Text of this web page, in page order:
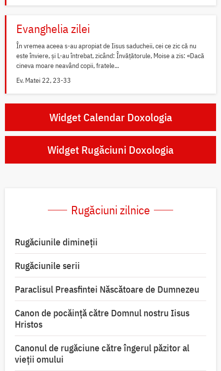
Evanghelia zilei
În vremea aceea s-au apropiat de Iisus saducheii, cei ce zic că nu
este înviere, și L-au întrebat, zicând: Învățătorule, Moise a zis: «Dacă
cineva moare neavând copii, fratele...
Ev. Matei 22, 23-33
Widget Calendar Doxologia
Widget Rugăciuni Doxologia
Rugăciuni zilnice
Rugăciunile dimineții
Rugăciunile serii
Paraclisul Preasfintei Născătoare de Dumnezeu
Canon de pocăință către Domnul nostru Iisus
Hristos
Canonul de rugăciune către îngerul păzitor al
vieții omului